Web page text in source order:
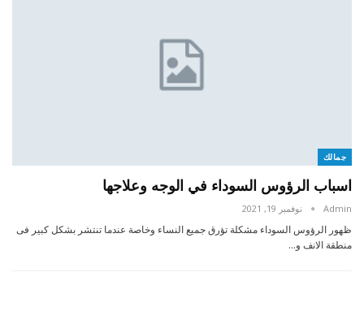
جمالك
اسباب الرؤوس السوداء في الوجه وعلاجها
Admin نوفمبر 19, 2021
ظهور الرؤوس السوداء مشكلة تؤرق جميع النساء وخاصة عندما تنتشر بشكل كبير فى
منطقة الانف و…